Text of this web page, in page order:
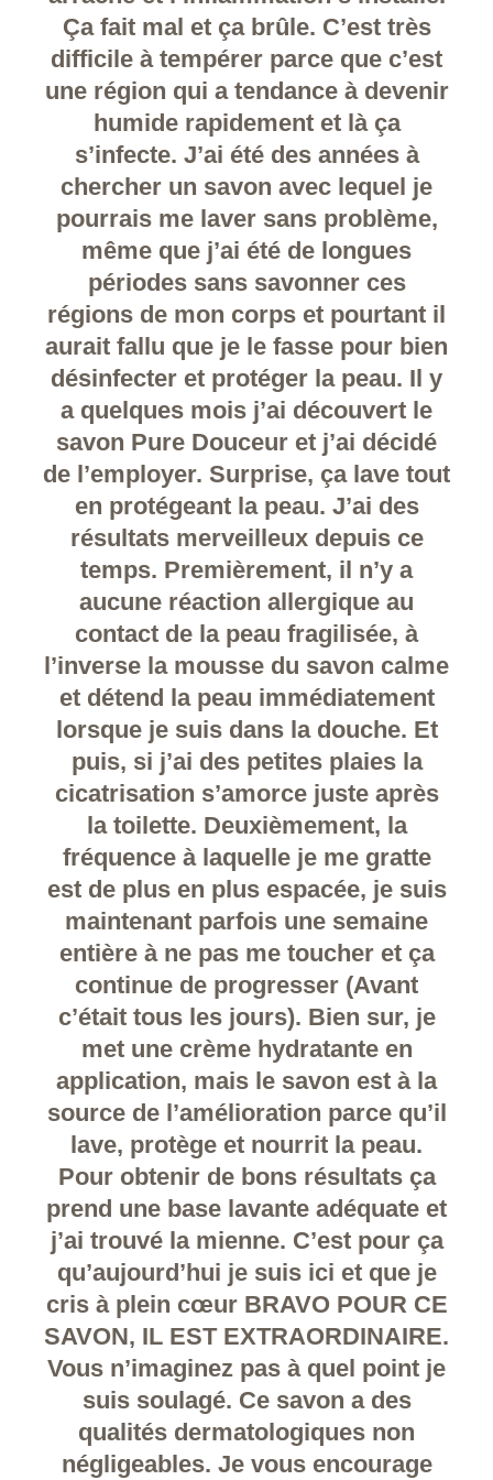
Ça fait mal et ça brûle. C’est très
difficile à tempérer parce que c’est
une région qui a tendance à devenir
humide rapidement et là ça
s’infecte. J’ai été des années à
chercher un savon avec lequel je
pourrais me laver sans problème,
même que j’ai été de longues
périodes sans savonner ces
régions de mon corps et pourtant il
aurait fallu que je le fasse pour bien
désinfecter et protéger la peau. Il y
a quelques mois j’ai découvert le
savon Pure Douceur et j’ai décidé
de l’employer. Surprise, ça lave tout
en protégeant la peau. J’ai des
résultats merveilleux depuis ce
temps. Premièrement, il n’y a
aucune réaction allergique au
contact de la peau fragilisée, à
l’inverse la mousse du savon calme
et détend la peau immédiatement
lorsque je suis dans la douche. Et
puis, si j’ai des petites plaies la
cicatrisation s’amorce juste après
la toilette. Deuxièmement, la
fréquence à laquelle je me gratte
est de plus en plus espacée, je suis
maintenant parfois une semaine
entière à ne pas me toucher et ça
continue de progresser (Avant
c’était tous les jours). Bien sur, je
met une crème hydratante en
application, mais le savon est à la
source de l’amélioration parce qu’il
lave, protège et nourrit la peau.
Pour obtenir de bons résultats ça
prend une base lavante adéquate et
j’ai trouvé la mienne. C’est pour ça
qu’aujourd’hui je suis ici et que je
cris à plein cœur BRAVO POUR CE
SAVON, IL EST EXTRAORDINAIRE.
Vous n’imaginez pas à quel point je
suis soulagé. Ce savon a des
qualités dermatologiques non
négligeables. Je vous encourage